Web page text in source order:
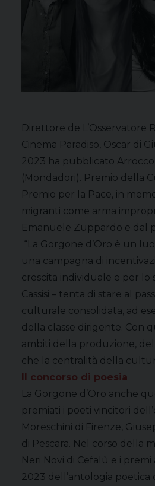
Direttore de L’Osservatore
Cinema Paradiso, Oscar di
2023 ha pubblicato
(Mondadori). Premio della
Premio per la Pace, in
migranti come arma
Emanuele Zuppardo e dal
“La Gorgone d’Oro è un
una campagna di
crescita individuale e per lo
Cassisi – tenta di stare al
culturale consolidata, ad
della classe dirigente. Con
ambiti della produzione,
che la centralità della
Il concorso di poesia
La Gorgone d’Oro anche
premiati i poeti vincitori
Moreschini di Firenze,
di Pescara. Nel corso della
Neri Novi di Cefalù e i
2023 dell’antologia